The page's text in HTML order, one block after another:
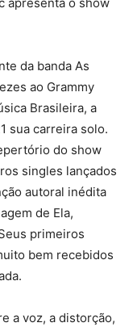
da banda As
ao Grammy
Brasileira, a
sua carreira solo.
do show
singles lançados
autoral inédita
de Ela,
primeiros
bem recebidos
a voz, a distorção,